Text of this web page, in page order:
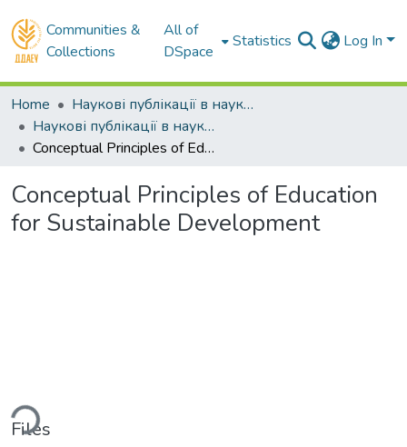
Communities &
Collections
All of
DSpace
Statistics Log In
Home
Наукові публікації в наукометричних базах Scopus та Web of Science
Наукові публікації в наукометричній базі Web of Science
Conceptual Principles of Education for Sustainable Development
Conceptual Principles of Education
for Sustainable Development
Files